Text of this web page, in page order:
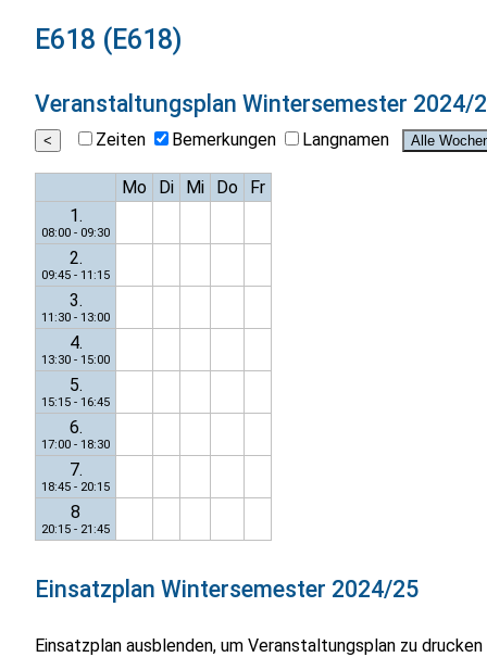
E618 (E618)
Veranstaltungsplan Wintersemester 2024/
Zeiten Bemerkungen Langnamen
Mo Di Mi Do
Fr
1.
08:00 - 09:30
2.
09:45 - 11:15
3.
11:30 - 13:00
4.
13:30 - 15:00
5.
15:15 - 16:45
6.
17:00 - 18:30
7.
18:45 - 20:15
8
20:15 - 21:45
Einsatzplan Wintersemester 2024/25
Einsatzplan ausblenden, um Veranstaltungsplan zu drucken